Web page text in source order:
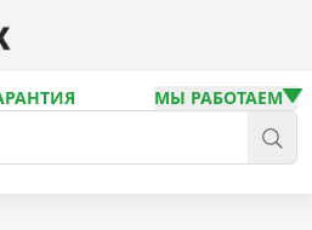
МЫ РАБОТАЕМ